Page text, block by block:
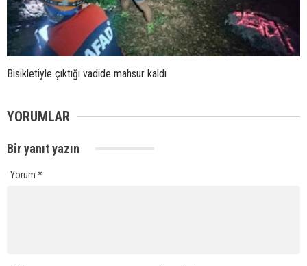
Bisikletiyle çıktığı vadide mahsur kaldı
YORUMLAR
Bir yanıt yazın
Yorum *